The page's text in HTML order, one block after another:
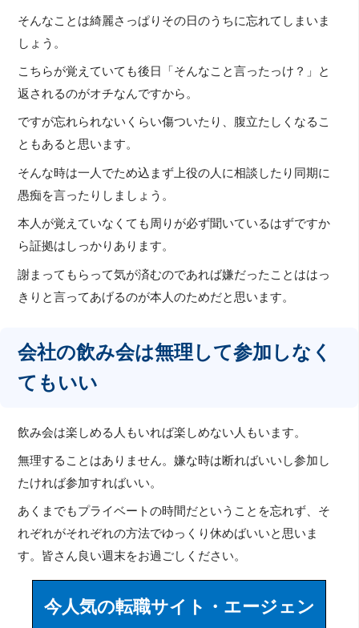
そんなことは綺麗さっぱりその日のうちに忘れてしまいま
しょう。
こちらが覚えていても後日「そんなこと言ったっけ？」と
返されるのがオチなんですから。
ですが忘れられないくらい傷ついたり、腹立たしくなるこ
ともあると思います。
そんな時は一人でため込まず上役の人に相談したり同期に
愚痴を言ったりしましょう。
本人が覚えていなくても周りが必ず聞いているはずですか
ら証拠はしっかりあります。
謝まってもらって気が済むのであれば嫌だったことははっ
きりと言ってあげるのが本人のためだと思います。
会社の飲み会は無理して参加しなく
てもいい
飲み会は楽しめる人もいれば楽しめない人もいます。
無理することはありません。嫌な時は断ればいいし参加し
たければ参加すればいい。
あくまでもプライベートの時間だということを忘れず、そ
れぞれがそれぞれの方法でゆっくり休めばいいと思いま
す。皆さん良い週末をお過ごしください。
今人気の転職サイト・エージェン